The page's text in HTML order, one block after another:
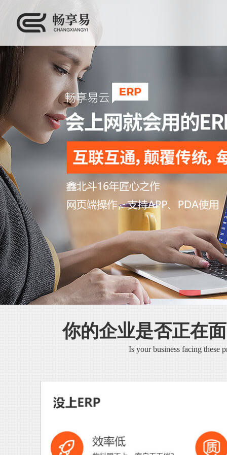
你的企业是否正在
Is your business facing these